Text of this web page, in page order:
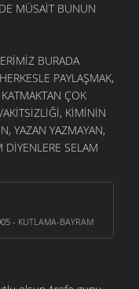
MÜSAİT BUNUN
BURADA
PAYLAŞMAK,
ÇOK
KİMİNİN
YAZAN YAZMAYAN,
SELAM
- KUTLAMA-BAYRAM